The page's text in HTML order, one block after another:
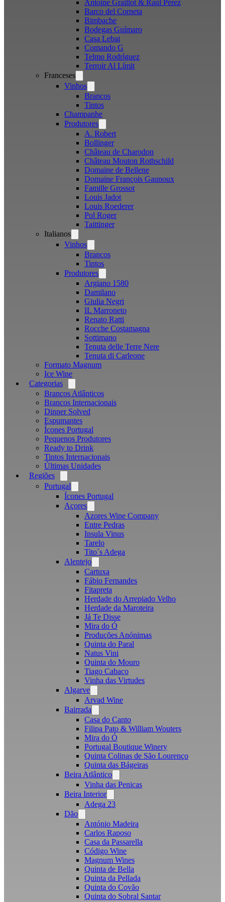
Antoine Graillot & Raúl Pérez
Barco del Corneta
Bimbache
Bodegas Guímaro
Casa Lebai
Comando G
Telmo Rodríguez
Terroir Al Límit
Franceses
menu
Vinhos
menu
Brancos
Tintos
Champanhe
Produtores
menu
A. Robert
Bollinger
Château de Charodon
Château Mouton Rothschild
Domaine de Bellene
Domaine François Gaunoux
Famille Grossot
Louis Jadot
Louis Roederer
Pol Roger
Taittinger
Italianos
menu
Vinhos
menu
Brancos
Tintos
Produtores
menu
Argiano 1580
Damilano
Giulia Negri
IL Marroneto
Renato Ratti
Rocche Costamagna
Sottimano
Tenuta delle Terre Nere
Tenuta di Carleone
Formato Magnum
Ice Wine
Categorias
menu
Brancos Atlânticos
Brancos Internacionais
Dinner Solved
Espumantes
Ícones Portugal
Pequenos Produtores
Ready to Drink
Tintos Internacionais
Últimas Unidades
Regiões
menu
Portugal
menu
Ícones Portugal
Açores
menu
Azores Wine Company
Entre Pedras
Insula Vinus
Tarelo
Tito´s Adega
Alentejo
menu
Cartuxa
Fábio Fernandes
Fitapreta
Herdade do Arrepiado Velho
Herdade da Maroteira
Já Te Disse
Mira do Ó
Produções Anónimas
Quinta do Paral
Natus Vini
Quinta do Mouro
Tiago Cabaço
Vinha das Virtudes
Algarve
menu
Arvad Wine
Bairrada
menu
Casa do Canto
Filipa Pato & William Wouters
Mira do Ó
Portugal Boutique Winery
Quinta Colinas de São Lourenço
Quinta das Bágeiras
Beira Atlântico
menu
Vinha das Penicas
Beira Interior
menu
Adega 23
Dão
menu
António Madeira
Carlos Raposo
Casa da Passarella
Código Wine
Magnum Wines
Quinta de Bella
Quinta da Pellada
Quinta do Covão
Quinta do Sobral Santar